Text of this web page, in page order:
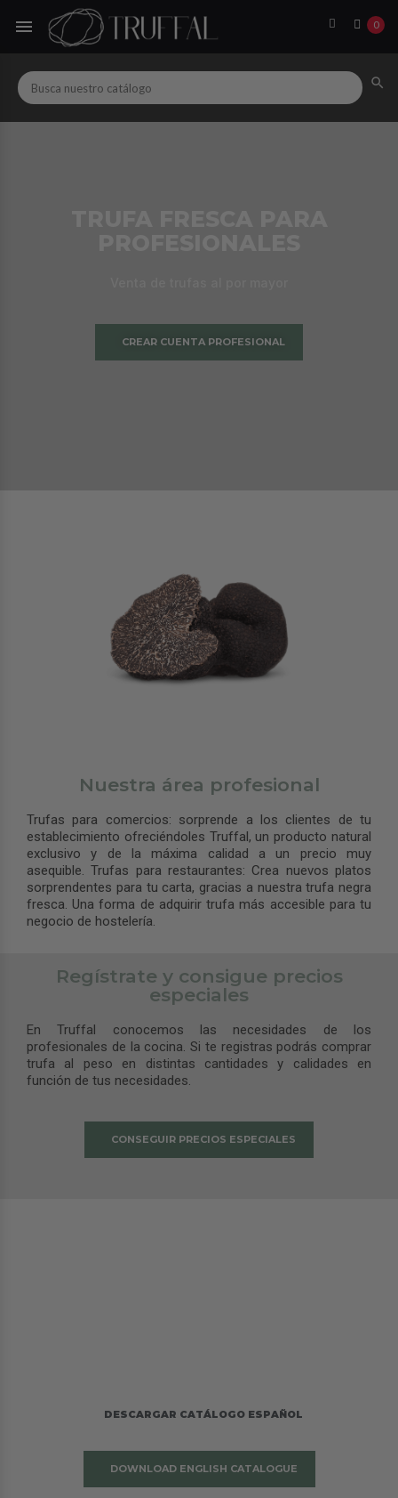
 0

CREAR CUENTA PROFESIONAL
Nuestra área profesional
Trufas para comercios: sorprende a los clientes de tu
establecimiento ofreciéndoles Truffal, un producto natural
exclusivo y de la máxima calidad a un precio muy
asequible. Trufas para restaurantes: Crea nuevos platos
sorprendentes para tu carta, gracias a nuestra trufa negra
fresca. Una forma de adquirir trufa más accesible para tu
negocio de hostelería.
Regístrate y consigue precios
especiales
En Truffal conocemos las necesidades de los
profesionales de la cocina. Si te registras podrás comprar
trufa al peso en distintas cantidades y calidades en
función de tus necesidades.
CONSEGUIR PRECIOS ESPECIALES
DESCARGAR CATÁLOGO ESPAÑOL
DOWNLOAD ENGLISH CATALOGUE